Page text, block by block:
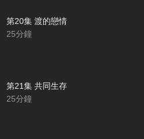
第20集 渡的戀情
25分鐘
第21集 共同生存
25分鐘